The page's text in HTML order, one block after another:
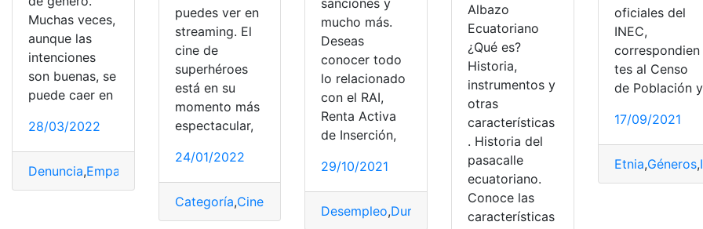
Muchas veces,
aunque las
intenciones
son buenas, se
puede caer en
28/03/2022
Denuncia,Empatía
puedes ver en
streaming. El
cine de
superhéroes
está en su
momento más
espectacular,
24/01/2022
Categoría,Cine,
sanciones y
mucho más.
Deseas
conocer todo
lo relacionado
con el RAI,
Renta Activa
de Inserción,
29/10/2021
Desempleo,Duración España,Personas,RAI
Albazo
Ecuatoriano
¿Qué es?
Historia,
instrumentos y
otras
características
. Historia del
pasacalle
ecuatoriano.
Conoce las
características
oficiales del
INEC,
correspondien
tes al Censo
de Población y
17/09/2021
Etnia,Géneros,